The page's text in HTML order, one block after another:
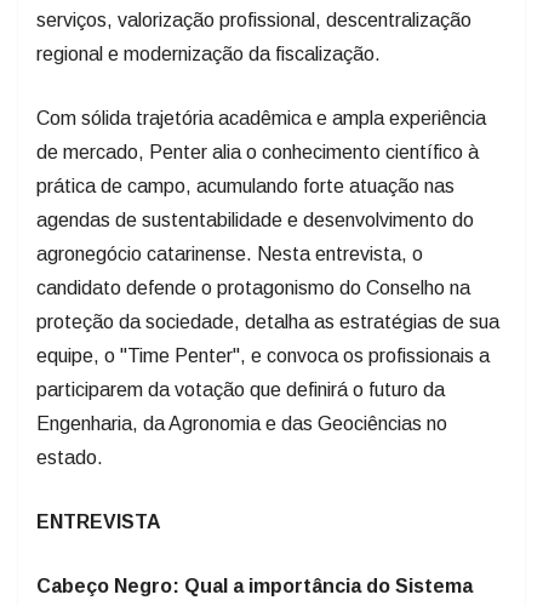
serviços, valorização profissional, descentralização
regional e modernização da fiscalização.
Com sólida trajetória acadêmica e ampla experiência
de mercado, Penter alia o conhecimento científico à
prática de campo, acumulando forte atuação nas
agendas de sustentabilidade e desenvolvimento do
agronegócio catarinense. Nesta entrevista, o
candidato defende o protagonismo do Conselho na
proteção da sociedade, detalha as estratégias de sua
equipe, o "Time Penter", e convoca os profissionais a
participarem da votação que definirá o futuro da
Engenharia, da Agronomia e das Geociências no
estado.
ENTREVISTA
Cabeço Negro: Qual a importância do Sistema